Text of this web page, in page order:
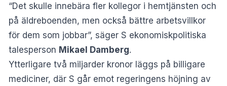
“Det skulle innebära fler kollegor i hemtjänsten och
på äldreboenden, men också bättre arbetsvillkor
för dem som jobbar”, säger S ekonomiskpolitiska
talesperson Mikael Damberg.
Ytterligare två miljarder kronor läggs på billigare
mediciner, där S går emot regeringens höjning av